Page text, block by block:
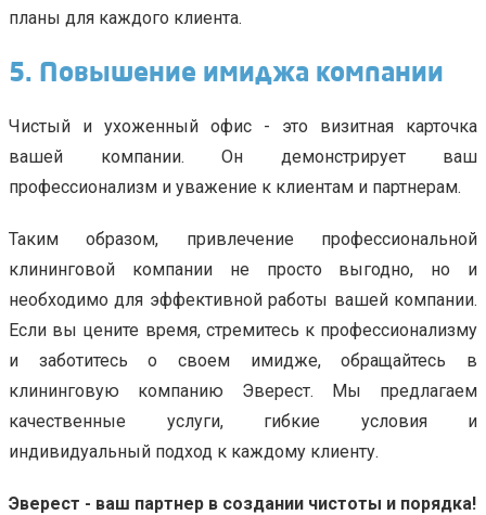
планы для каждого клиента.
5. Повышение имиджа компании
Чистый и ухоженный офис - это визитная карточка
вашей компании. Он демонстрирует ваш
профессионализм и уважение к клиентам и партнерам.
Таким образом, привлечение профессиональной
клининговой компании не просто выгодно, но и
необходимо для эффективной работы вашей компании.
Если вы цените время, стремитесь к профессионализму
и заботитесь о своем имидже, обращайтесь в
клининговую компанию Эверест. Мы предлагаем
качественные услуги, гибкие условия и
индивидуальный подход к каждому клиенту.
Эверест - ваш партнер в создании чистоты и порядка!